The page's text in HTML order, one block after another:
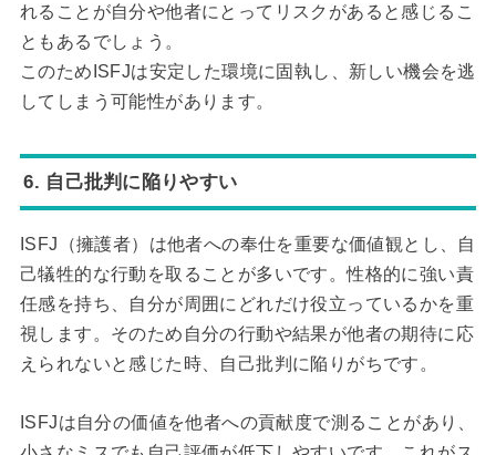
れることが自分や他者にとってリスクがあると感じるこ
ともあるでしょう。
このためISFJは安定した環境に固執し、新しい機会を逃
してしまう可能性があります。
6. 自己批判に陥りやすい
ISFJ（擁護者）は他者への奉仕を重要な価値観とし、自
己犠牲的な行動を取ることが多いです。性格的に強い責
任感を持ち、自分が周囲にどれだけ役立っているかを重
視します。そのため自分の行動や結果が他者の期待に応
えられないと感じた時、自己批判に陥りがちです。
ISFJは自分の価値を他者への貢献度で測ることがあり、